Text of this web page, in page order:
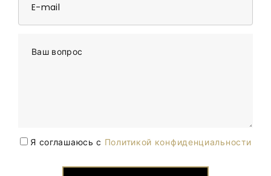
E-mail
Ваш вопрос
Я соглашаюсь с Политикой конфиденциальности